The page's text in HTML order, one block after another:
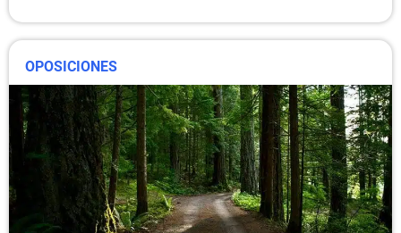
OPOSICIONES